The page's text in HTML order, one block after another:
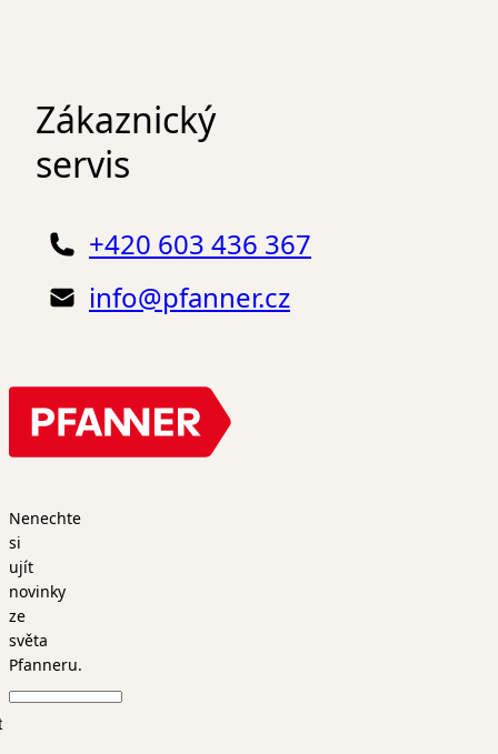
Nenechte
si
ujít
novinky
ze
světa
Pfanneru.
Zákaznický
servis
+420 603 436 367
info@pfanner.cz